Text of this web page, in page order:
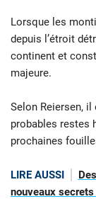
Lorsque les
depuis l’étroit
continent et
majeure.
Selon Reiersen,
probables restes
prochaines
LIRE AUSSI
nouveaux